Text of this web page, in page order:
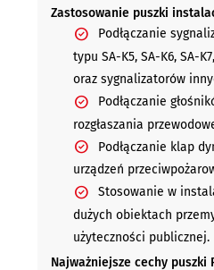
Zastosowanie puszki
Podłączanie
typu SA-K5, SA-K6, SA-
oraz sygnalizatorów
Podłączanie
rozgłaszania
Podłączanie klap
urządzeń
Stosowanie w
dużych obiektach
użyteczności publicznej.
Najważniejsze cechy puszki